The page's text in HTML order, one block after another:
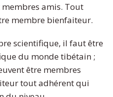
amis. Tout
membre bienfaiteur.
scientifique, il faut être
du monde tibétain ;
être membres
tout adhérent qui